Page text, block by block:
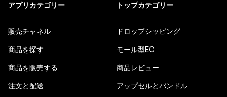
アプリカテゴリー
販売チャネル
商品を探す
商品を販売する
注文と配送
トップカテゴリー
ドロップシッピング
モール型EC
商品レビュー
アップセルとバンドル